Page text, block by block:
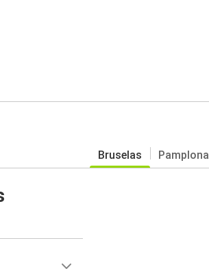
Bruselas Pamplona